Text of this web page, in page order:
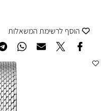
הוסף לרשימת המשאלות